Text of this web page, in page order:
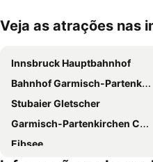
Ampliar mapa
Veja as atrações nas
Innsbruck Hauptbahnhof
Bahnhof Garmisch-Partenkirchen
Stubaier Gletscher
Garmisch-Partenkirchen Casino
Eibsee